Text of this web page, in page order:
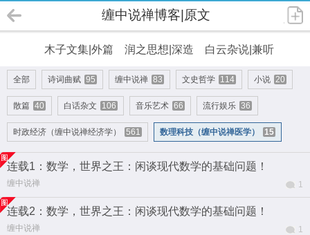
缠中说禅博客|原文
木子文集|外篇 润之思想|深造 白云杂说|兼听
全部 诗词曲赋 95 缠中说禅 83 文史哲学 114 小说 20
散篇 40 白话杂文 106 音乐艺术 66 流行娱乐 36
时政经济（缠中说禅经济学） 561 数理科技（缠中说禅医学） 15
连载1：数学，世界之王：闲谈现代数学的基础问题！
缠中说禅 1
连载2：数学，世界之王：闲谈现代数学的基础问题！
缠中说禅 1